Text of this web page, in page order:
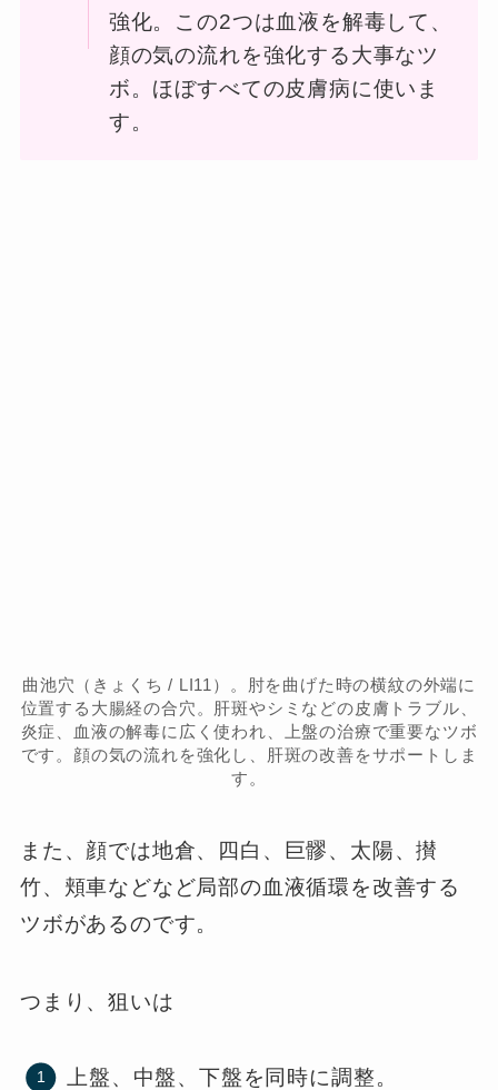
強化。この2つは血液を解毒して、
顔の気の流れを強化する大事なツ
ボ。ほぼすべての皮膚病に使いま
す。
曲池穴（きょくち / LI11）。肘を曲げた時の横紋の外端に
位置する大腸経の合穴。肝斑やシミなどの皮膚トラブル、
炎症、血液の解毒に広く使われ、上盤の治療で重要なツボ
です。顔の気の流れを強化し、肝斑の改善をサポートしま
す。
また、顔では地倉、四白、巨髎、太陽、攅
竹、頬車などなど局部の血液循環を改善する
ツボがあるのです。
つまり、狙いは
上盤、中盤、下盤を同時に調整。